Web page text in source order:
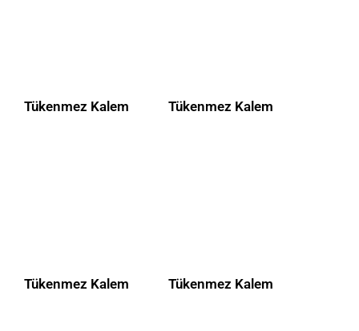
Tükenmez Kalem Tükenmez Kalem
Tükenmez Kalem Tükenmez Kalem